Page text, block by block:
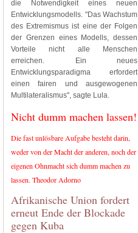
die Notwendigkeit eines neuen
Entwicklungsmodells. "Das Wachstum
des Extremismus ist eine der Folgen
der Grenzen eines Modells, dessen
Vorteile nicht alle Menschen
erreichen. Ein neues
Entwicklungsparadigma erfordert
einen fairen und ausgewogenen
Multilateralismus", sagte Lula.
Nicht dumm machen lassen!
Die fast unlösbare Aufgabe besteht darin,
weder von der Macht der anderen, noch der
eigenen Ohnmacht sich dumm machen zu
lassen. Theodor Adorno
Afrikanische Union fordert
erneut Ende der Blockade
gegen Kuba